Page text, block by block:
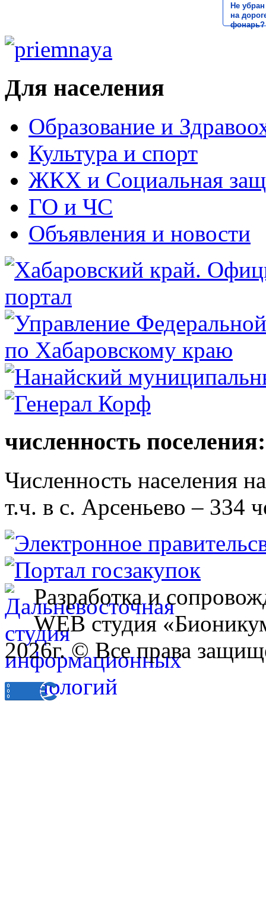
Не
на
фонарь?
Для населения
Образование и
Культура и спорт
ЖКХ и Социальная
ГО и ЧС
Объявления и новости
численность поселения:
Численность населения
т.ч. в с. Арсеньево – 334
Разработка и
WEB студия
2026г. © Все права